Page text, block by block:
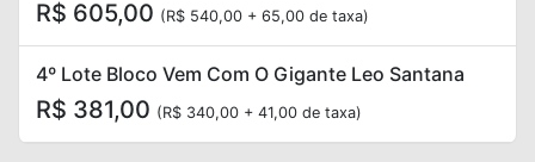
R$ 605,00 (R$ 540,00 + 65,00 de taxa)
4º Lote Bloco Vem Com O Gigante Leo Santana
R$ 381,00 (R$ 340,00 + 41,00 de taxa)